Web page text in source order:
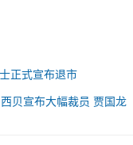
正式宣布退市
贝宣布大幅裁员 贾国龙